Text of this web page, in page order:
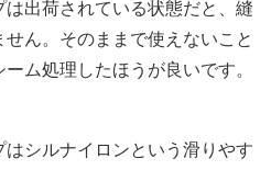
出荷されている状態だと、縫
ん。そのままで使えないこと
ム処理したほうが良いです。
シルナイロンという滑りやす